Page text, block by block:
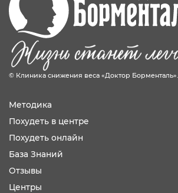
© Клиника снижения веса «Доктор
Методика
Похудеть в центре
Похудеть онлайн
База Знаний
Отзывы
Центры